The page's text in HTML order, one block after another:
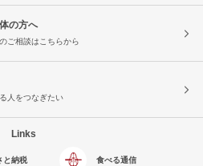
の方へ
ご相談はこちらから
人をつなぎたい
Links
と納税 食べる通信